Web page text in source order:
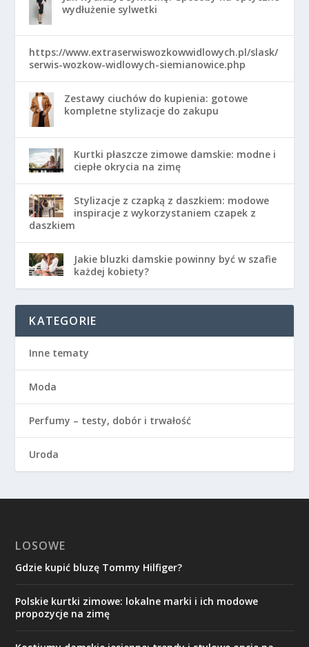
wydłużenie sylwetki
https://www.extraserwiswozkowwidlowych.pl/slask/
serwis-wozkow-widlowych-siemianowice.php
Zestawy ciuchów do kupienia: gotowe
kompletne stylizacje do zakupu
Kurtki płaszcze zimowe damskie: modne i
ciepłe okrycia na zimę
Stylizacje z czapką z daszkiem: modowe
inspiracje z wykorzystaniem czapek z
daszkiem
Jakie bluzki damskie powinny być w szafie
każdej kobiety?
KATEGORIE
Inne tematy
Moda
Perfumy – testy, dobór i trwałość
Uroda
LOSOWE
Gdzie kupić bluzę Tommy Hilfiger?
Polskie kurtki zimowe: lokalne marki i ich modowe
propozycje na zimę